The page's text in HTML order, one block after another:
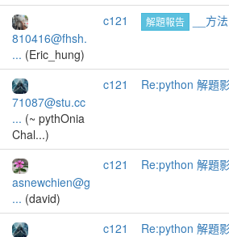
810416@fhsh.
... (Eric_hung)
c121 解題報告 __方法
71087@stu.cc
... (~ pythOnia
Chal...)
c121 Re:python 解題
asnewchien@g
... (david)
c121 Re:python 解題
c121 Re:python 解題